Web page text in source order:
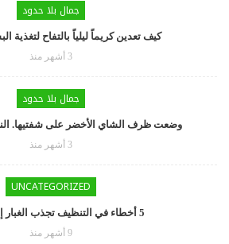
جمال بلا حدود
كيف تعدين كريماً ليلياً بالتفاح لتغذية
3 أشهر منذ
جمال بلا حدود
وضعت ظرف الشاي الأخضر على شفتيها.
3 أشهر منذ
UNCATEGORIZED
5 أخطاء في التنظيف تجذب الغبار إلى المنزل
9 أشهر منذ